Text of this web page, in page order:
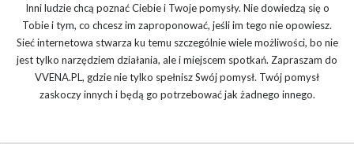
Inni ludzie chcą poznać Ciebie i Twoje pomysły. Nie dowiedzą się o
Tobie i tym, co chcesz im zaproponować, jeśli im tego nie opowiesz.
Sieć internetowa stwarza ku temu szczególnie wiele możliwości, bo nie
jest tylko narzędziem działania, ale i miejscem spotkań. Zapraszam do
VVENA.PL, gdzie nie tylko spełnisz Swój pomysł. Twój pomysł
zaskoczy innych i będą go potrzebować jak żadnego innego.